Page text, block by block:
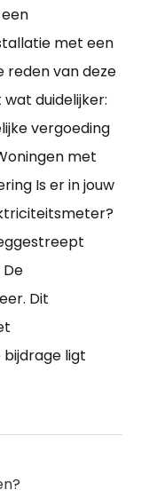
met een
reden van deze
duidelijker:
vergoeding
met
Is er in jouw
Dit
ligt